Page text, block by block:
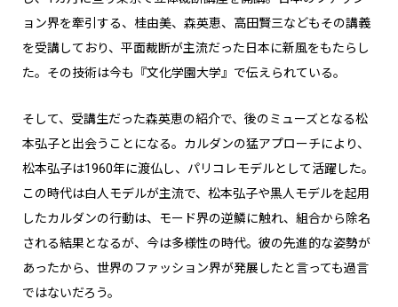
ョン界を牽引する、桂由美、森英恵、高田賢三などもその講義
を受講しており、平面裁断が主流だった日本に新風をもたらし
た。その技術は今も『文化学園大学』で伝えられている。
そして、受講生だった森英恵の紹介で、後のミューズとなる松
本弘子と出会うことになる。カルダンの猛アプローチにより、
松本弘子は1960年に渡仏し、パリコレモデルとして活躍した。
この時代は白人モデルが主流で、松本弘子や黒人モデルを起用
したカルダンの行動は、モード界の逆鱗に触れ、組合から除名
される結果となるが、今は多様性の時代。彼の先進的な姿勢が
あったから、世界のファッション界が発展したと言っても過言
ではないだろう。